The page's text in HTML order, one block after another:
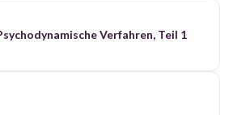
Verfahren, Teil 1